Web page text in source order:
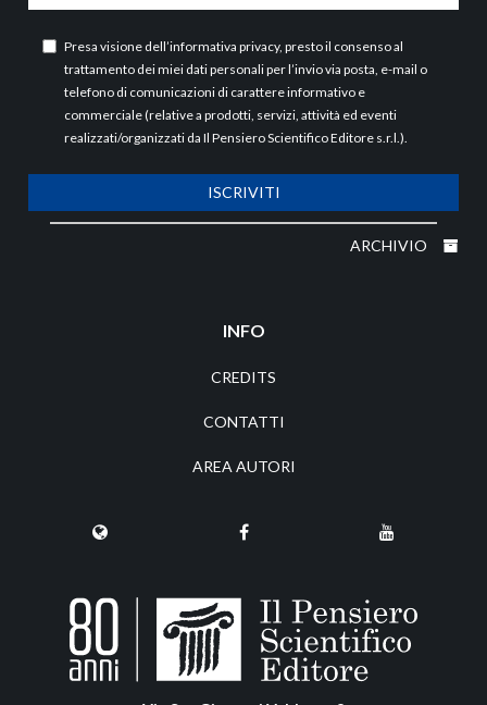
Presa visione dell’informativa privacy, presto il consenso al
trattamento dei miei dati personali per l’invio via posta, e-mail o
telefono di comunicazioni di carattere informativo e
commerciale (relative a prodotti, servizi, attività ed eventi
realizzati/organizzati da Il Pensiero Scientifico Editore s.r.l.).
ISCRIVITI
ARCHIVIO
INFO
CREDITS
CONTATTI
AREA AUTORI